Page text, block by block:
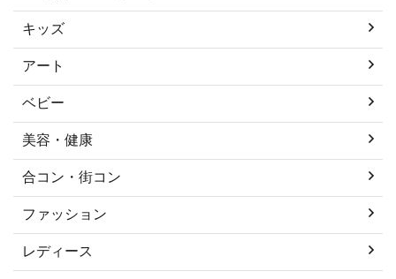
キッズ
アート
ベビー
美容・健康
合コン・街コン
ファッション
レディース